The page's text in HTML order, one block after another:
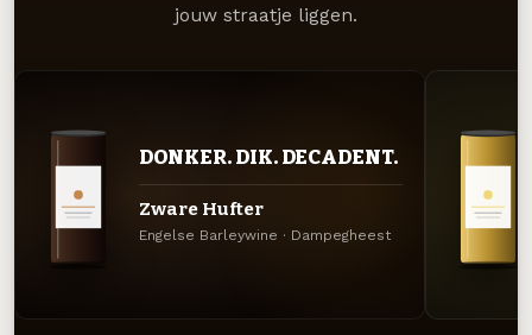
jouw straatje liggen.
DONKER. DIK. DECADENT.
Zware Hufter
Engelse Barleywine · Dampegheest